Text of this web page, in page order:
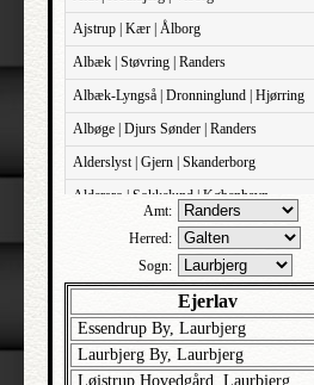
Ajstrup | Kær | Ålborg
Albæk | Støvring | Randers
Albæk-Lyngså | Dronninglund | Hjørring
Albøge | Djurs Sønder | Randers
Alderslyst | Gjern | Skanderborg
Aldersro | Sokkelund | København
Allehelgens | Sokkelund | København
Aller | Sønder Tyrstrup | Haderslev
Allerslev | Bårse | Præstø
Allerslev | Voldborg | Roskilde
Allerup | Åsum | Odense
Amt:
Herred:
Sogn:
Ejerlav
Essendrup By, Laurbjerg
Laurbjerg By, Laurbjerg
Løjstrup Hovedgård, Laurbjerg